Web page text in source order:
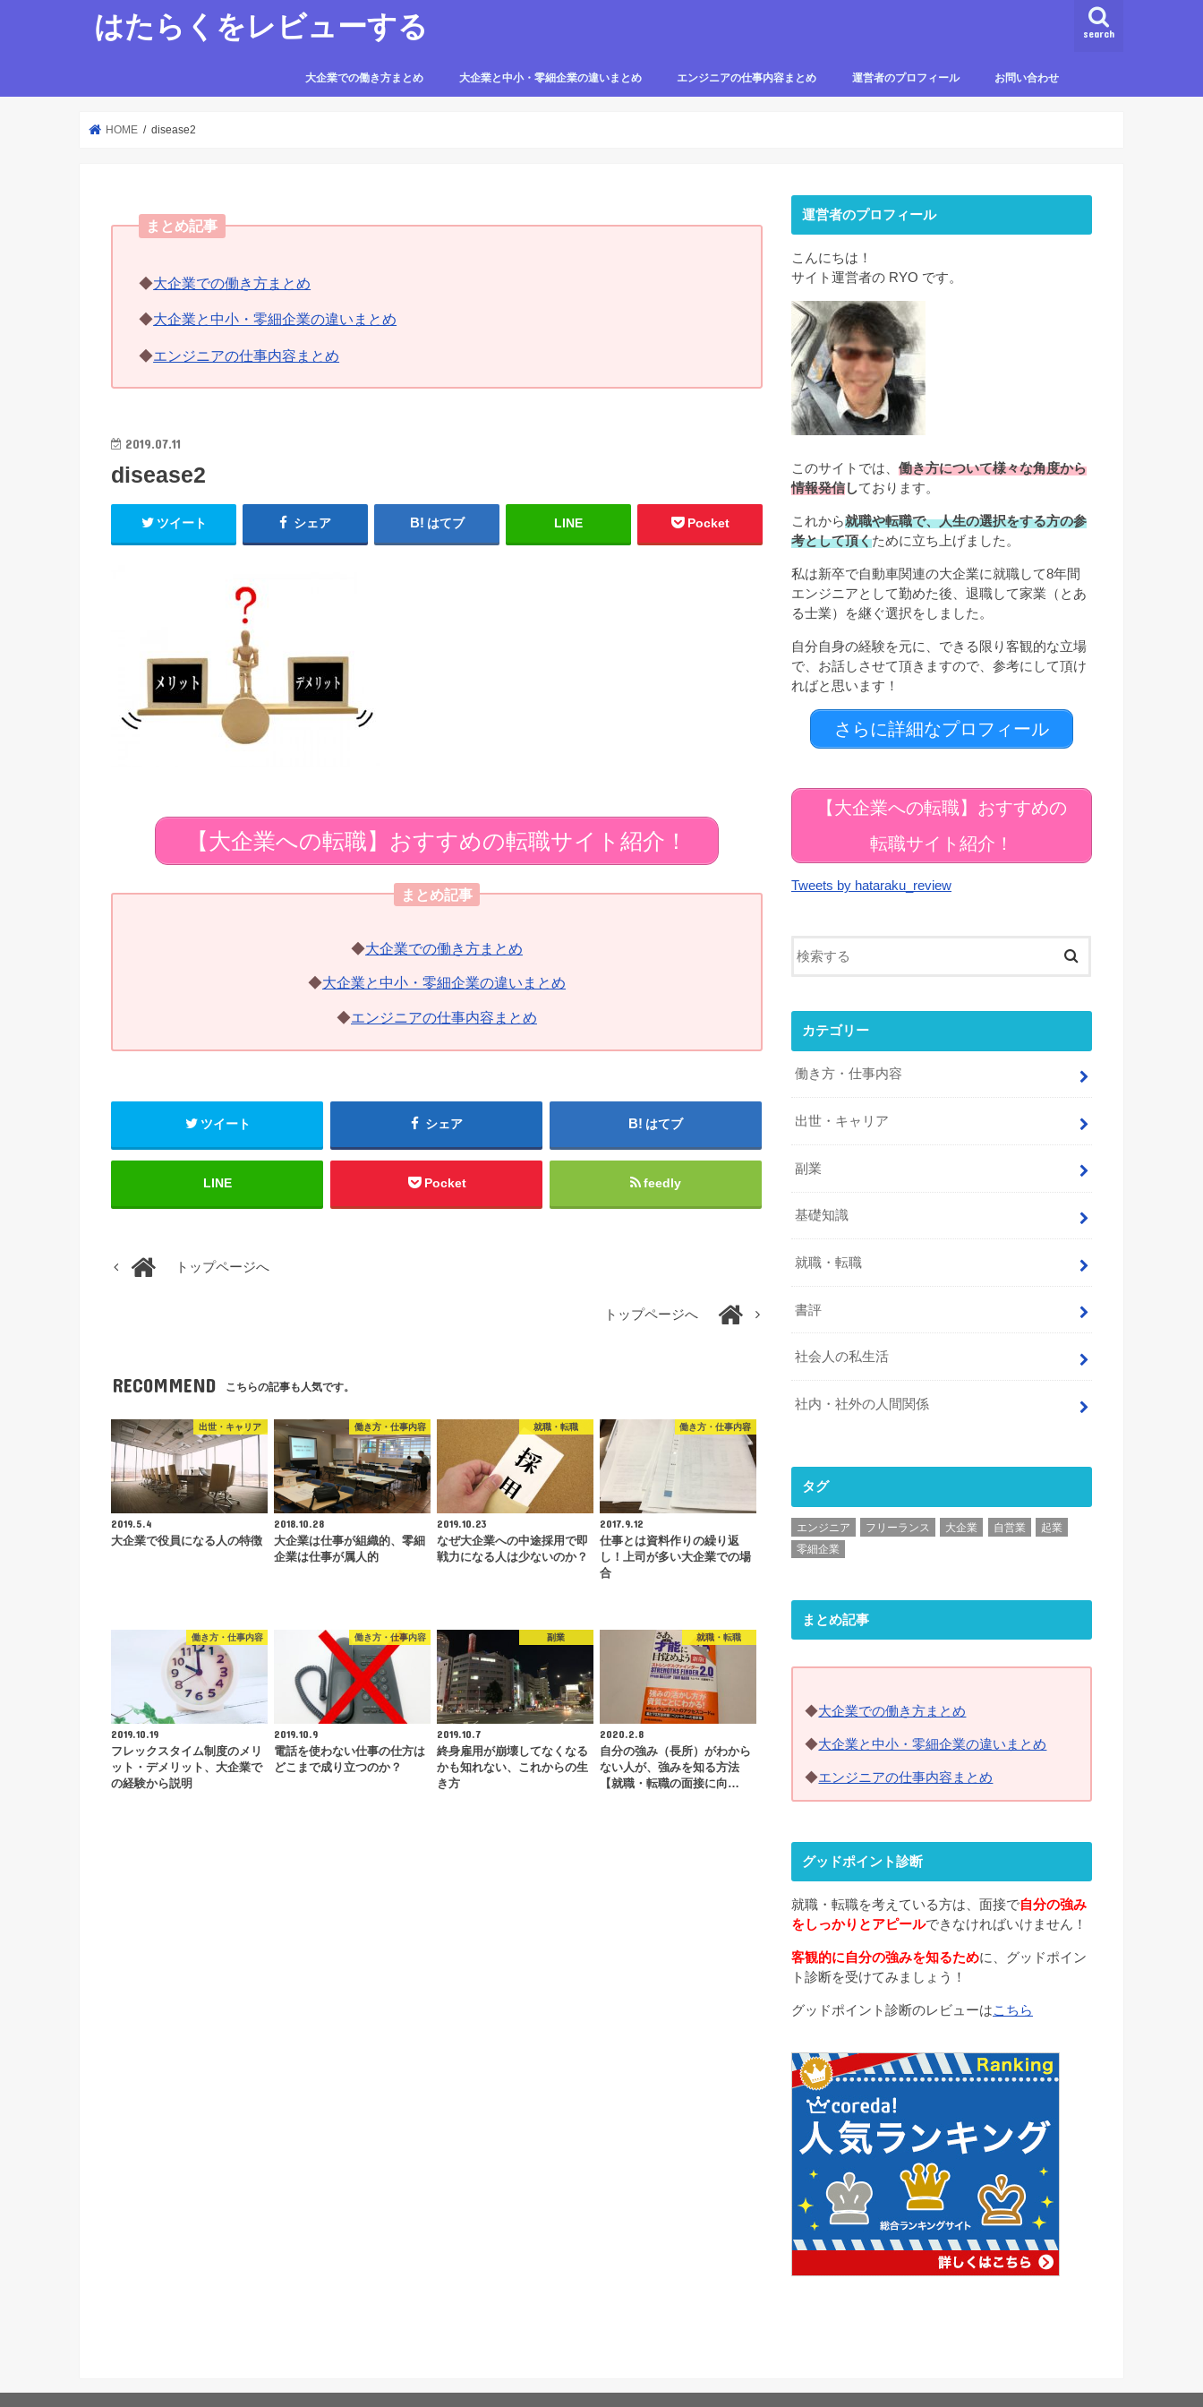
はたらくをレビューする search
大企業での働き方まとめ 大企業と中小・零細企業の違いまとめ エンジニアの仕事内容まとめ 運営者のプロフィール お問い合わせ
HOME disease2
まとめ記事
◆大企業での働き方まとめ
◆大企業と中小・零細企業の違いまとめ
◆エンジニアの仕事内容まとめ
2019.07.11
disease2
ツイート シェア はてブ LINE Pocket
【大企業への転職】おすすめの転職サイト紹介！
まとめ記事
◆大企業での働き方まとめ
◆大企業と中小・零細企業の違いまとめ
◆エンジニアの仕事内容まとめ
ツイート シェア はてブ
LINE Pocket feedly
トップページへ
トップページへ
RECOMMEND こちらの記事も人気です。
出世・キャリア
2019.5.4
大企業で役員になる人の特徴
働き方・仕事内容
2018.10.28
大企業は仕事が組織的、零細
企業は仕事が属人的
就職・転職
2019.10.23
なぜ大企業への中途採用で即
戦力になる人は少ないのか？
働き方・仕事内容
2017.9.12
仕事とは資料作りの繰り返
し！上司が多い大企業での場
合
働き方・仕事内容
2019.10.19
フレックスタイム制度のメリ
ット・デメリット、大企業で
の経験から説明
働き方・仕事内容
2019.10.9
電話を使わない仕事の仕方は
どこまで成り立つのか？
副業
2019.10.7
終身雇用が崩壊してなくなる
かも知れない、これからの生
き方
就職・転職
2020.2.8
自分の強み（長所）がわから
ない人が、強みを知る方法
【就職・転職の面接に向…
運営者のプロフィール
こんにちは！
サイト運営者の RYO です。
このサイトでは、 働き方について様々な角度から
情報発信しております。
これから就職や転職で、人生の選択をする方の参
考として頂くために立ち上げました。
私は新卒で自動車関連の大企業に就職して8年間
エンジニアとして勤めた後、退職して家業（とあ
る士業）を継ぐ選択をしました。
自分自身の経験を元に、できる限り客観的な立場
で、お話しさせて頂きますので、参考にして頂け
ればと思います！
さらに詳細なプロフィール
【大企業への転職】おすすめの
転職サイト紹介！
Tweets by hataraku_review
カテゴリー
働き方・仕事内容
出世・キャリア
副業
基礎知識
就職・転職
書評
社会人の私生活
社内・社外の人間関係
タグ
エンジニア フリーランス 大企業 自営業
起業
零細企業
まとめ記事
◆大企業での働き方まとめ
◆大企業と中小・零細企業の違いまとめ
◆エンジニアの仕事内容まとめ
グッドポイント診断
就職・転職を考えている方は、面接で自分の強み
をしっかりとアピールできなければいけません！
客観的に自分の強みを知るために、グッドポイン
ト診断を受けてみましょう！
グッドポイント診断のレビューはこちら